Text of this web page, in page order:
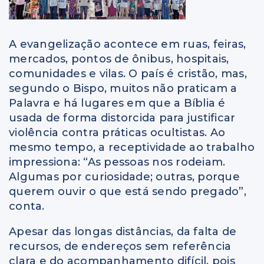
A evangelização acontece em ruas, feiras,
mercados, pontos de ônibus, hospitais,
comunidades e vilas. O país é cristão, mas,
segundo o Bispo, muitos não praticam a
Palavra e há lugares em que a Bíblia é
usada de forma distorcida para justificar
violência contra práticas ocultistas. Ao
mesmo tempo, a receptividade ao trabalho
impressiona: “As pessoas nos rodeiam.
Algumas por curiosidade; outras, porque
querem ouvir o que está sendo pregado”,
conta.
Apesar das longas distâncias, da falta de
recursos, de endereços sem referência
clara e do acompanhamento difícil, pois